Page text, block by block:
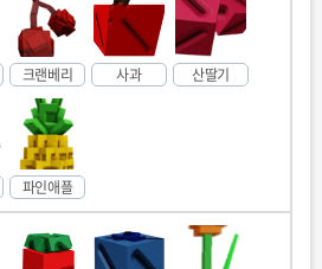
크랜베리 사과 산딸기
파인애플